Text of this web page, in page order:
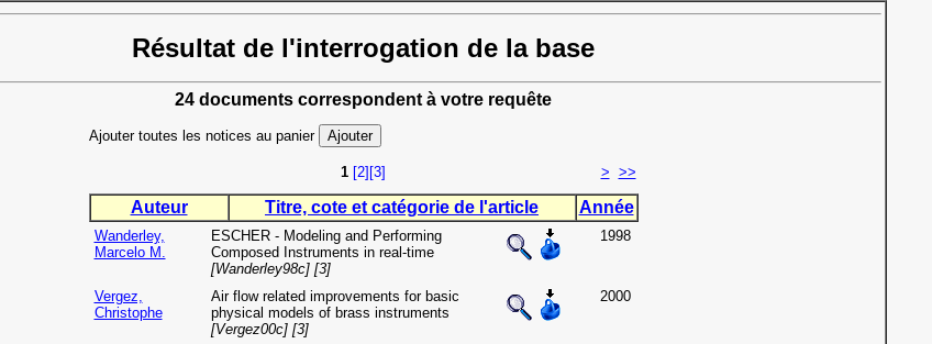
Résultat de l'interrogation de la base
24 documents correspondent à votre requête
Ajouter toutes les notices au panier
1 [2] [3] > >>
Auteur Titre, cote et catégorie de l'article Année
Wanderley,
Marcelo M.
ESCHER - Modeling and Performing
Composed Instruments in real-time
[Wanderley98c] [3]
1998
Vergez,
Christophe
Air flow related improvements for basic
physical models of brass instruments
[Vergez00c] [3]
2000